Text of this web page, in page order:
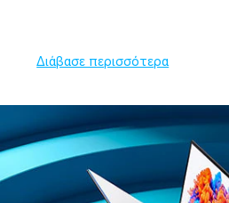
Διάβασε περισσότερα